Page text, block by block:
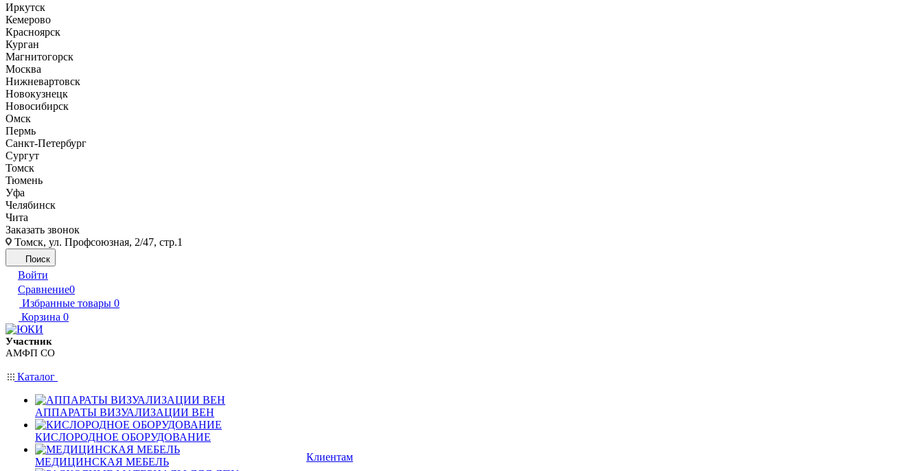
Иркутск
Кемерово
Красноярск
Курган
Магнитогорск
Москва
Нижневартовск
Новокузнецк
Новосибирск
Омск
Пермь
Санкт-Петербург
Сургут
Томск
Тюмень
Уфа
Челябинск
Чита
Заказать звонок
Томск, ул. Профсоюзная, 2/47, стр.1
Поиск
Войти
Сравнение0
Избранные товары 0
Корзина 0
Участник
АМФП СО
Каталог
АППАРАТЫ ВИЗУАЛИЗАЦИИ ВЕН
КИСЛОРОДНОЕ ОБОРУДОВАНИЕ
МЕДИЦИНСКАЯ МЕБЕЛЬ Клиентам